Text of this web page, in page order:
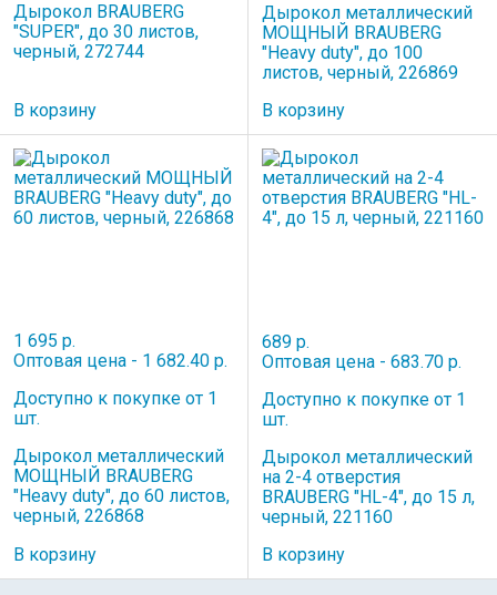
Дырокол BRAUBERG
"SUPER", до 30 листов,
черный, 272744
В корзину
Дырокол металлический
МОЩНЫЙ BRAUBERG
"Heavy duty", до 100
листов, черный, 226869
В корзину
1 695 р.
Оптовая цена - 1 682.40 р.
Доступно к покупке от 1
шт.
Дырокол металлический
МОЩНЫЙ BRAUBERG
"Heavy duty", до 60 листов,
черный, 226868
В корзину
689 р.
Оптовая цена - 683.70 р.
Доступно к покупке от 1
шт.
Дырокол металлический
на 2-4 отверстия
BRAUBERG "HL-4", до 15 л,
черный, 221160
В корзину